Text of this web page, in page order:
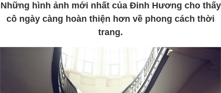
Những hình ảnh mới nhất của Đinh Hương cho thấy
cô ngày càng hoàn thiện hơn về phong cách thời
trang.